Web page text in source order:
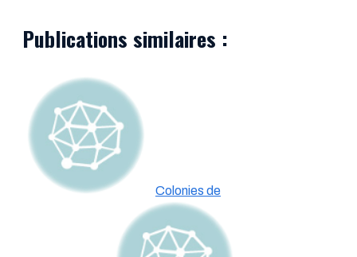
Publications similaires :
Colonies de